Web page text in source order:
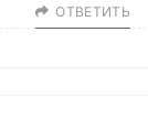
ОТВЕТИТЬ